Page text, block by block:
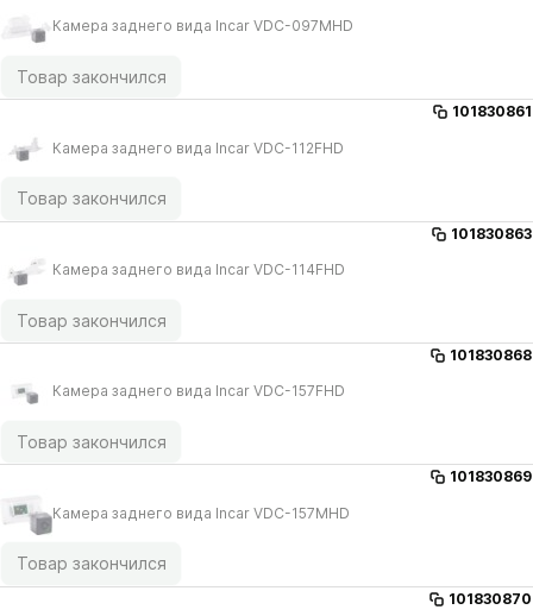
Камера заднего вида Incar VDC-097MHD
Товар закончился
101830861
Камера заднего вида Incar VDC-112FHD
Товар закончился
101830863
Камера заднего вида Incar VDC-114FHD
Товар закончился
101830868
Камера заднего вида Incar VDC-157FHD
Товар закончился
101830869
Камера заднего вида Incar VDC-157MHD
Товар закончился
101830870